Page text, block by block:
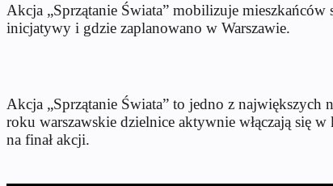
Akcja „Sprzątanie Świata” mobilizuje mieszkańców
inicjatywy i gdzie zaplanowano w Warszawie.
Akcja „Sprzątanie Świata” to jedno z
roku warszawskie dzielnice aktywnie włączają się
na finał akcji.